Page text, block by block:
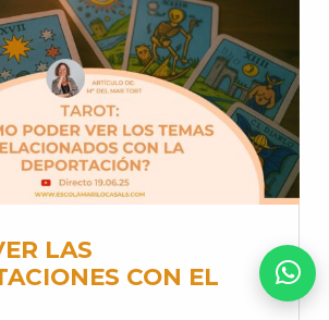
LAS
CON EL